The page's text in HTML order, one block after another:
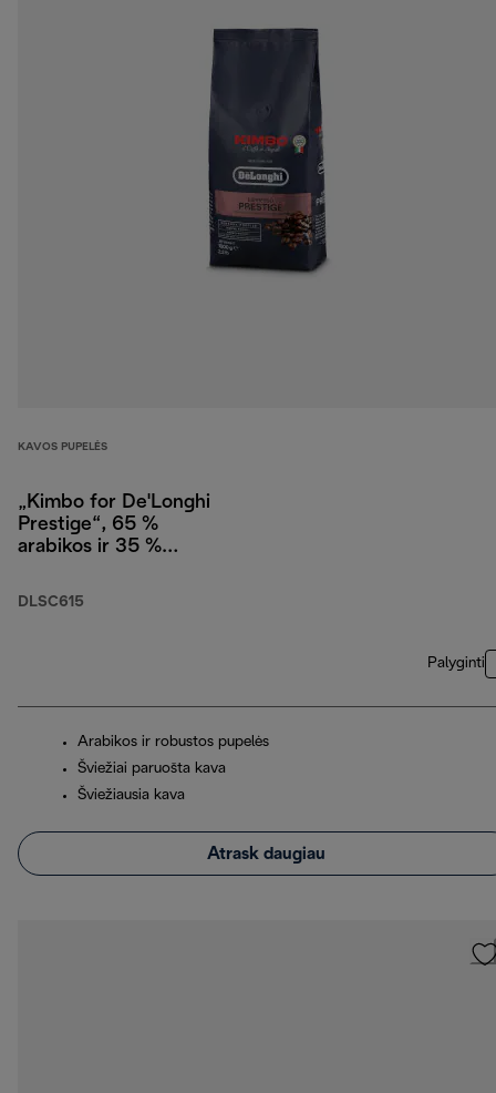
KAVOS PUPELĖS
„Kimbo for De'Longhi
Prestige“, 65 %
arabikos ir 35 %
DLSC615
Palyginti
Arabikos ir robustos pupelės
Šviežiai paruošta kava
Šviežiausia kava
Atrask daugiau